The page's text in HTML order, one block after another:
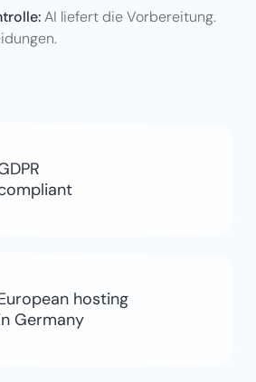
hosting
Germany
AI liefert die Vorbereitung.